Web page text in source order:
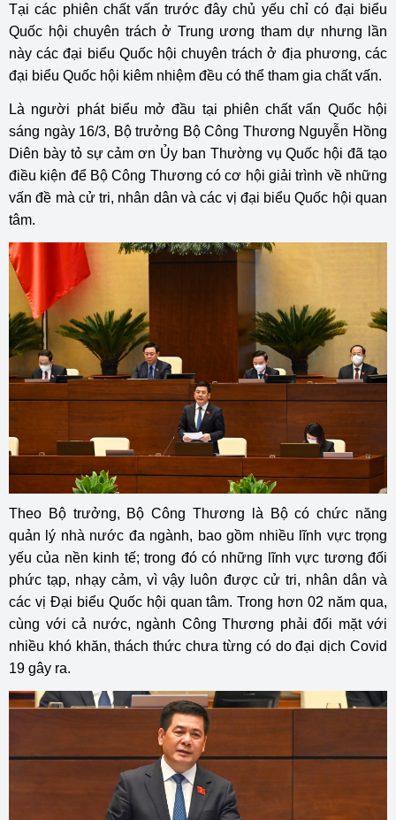
Tại các phiên chất vấn trước đây chủ yếu chỉ có đại biểu
Quốc hội chuyên trách ở Trung ương tham dự nhưng lần
này các đại biểu Quốc hội chuyên trách ở địa phương, các
đại biểu Quốc hội kiêm nhiệm đều có thể tham gia chất vấn.
Là người phát biểu mở đầu tại phiên chất vấn Quốc hội
sáng ngày 16/3, Bộ trưởng Bộ Công Thương Nguyễn Hồng
Diên bày tỏ sự cảm ơn Ủy ban Thường vụ Quốc hội đã tạo
điều kiện để Bộ Công Thương có cơ hội giải trình về những
vấn đề mà cử tri, nhân dân và các vị đại biểu Quốc hội quan
tâm.
Theo Bộ trưởng, Bộ Công Thương là Bộ có chức năng
quản lý nhà nước đa ngành, bao gồm nhiều lĩnh vực trọng
yếu của nền kinh tế; trong đó có những lĩnh vực tương đối
phức tạp, nhạy cảm, vì vậy luôn được cử tri, nhân dân và
các vị Đại biểu Quốc hội quan tâm. Trong hơn 02 năm qua,
cùng với cả nước, ngành Công Thương phải đối mặt với
nhiều khó khăn, thách thức chưa từng có do đại dịch Covid
19 gây ra.